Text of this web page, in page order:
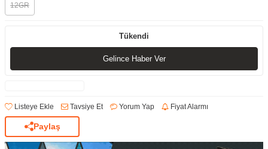
12GR
Tükendi
Gelince Haber Ver
Listeye Ekle Tavsiye Et Yorum Yap Fiyat Alarmı
Paylaş